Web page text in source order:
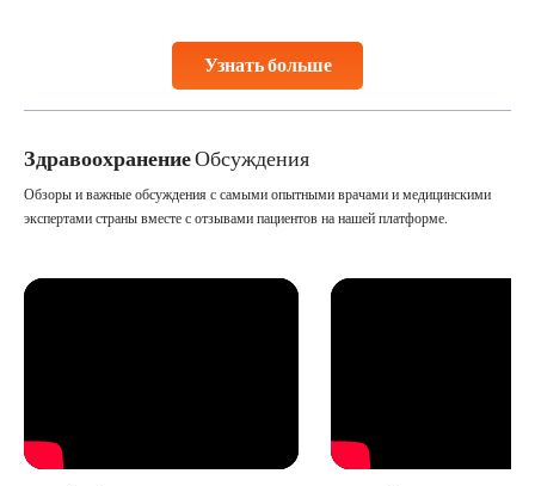
Узнать больше
collected, they process the
ЗдравоохранениеОбсуждения
Обзоры и важные обсуждения с самыми опытными врачами и медицинскими
экспертами страны вместе с отзывами пациентов на нашей платформе.